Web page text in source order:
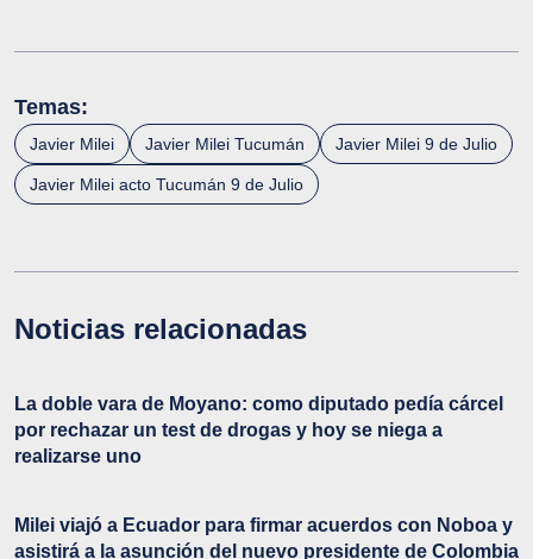
Temas:
Javier Milei Javier Milei Tucumán Javier Milei 9 de Julio
Javier Milei acto Tucumán 9 de Julio
Noticias relacionadas
La doble vara de Moyano: como diputado pedía cárcel
por rechazar un test de drogas y hoy se niega a
realizarse uno
Milei viajó a Ecuador para firmar acuerdos con Noboa y
asistirá a la asunción del nuevo presidente de Colombia